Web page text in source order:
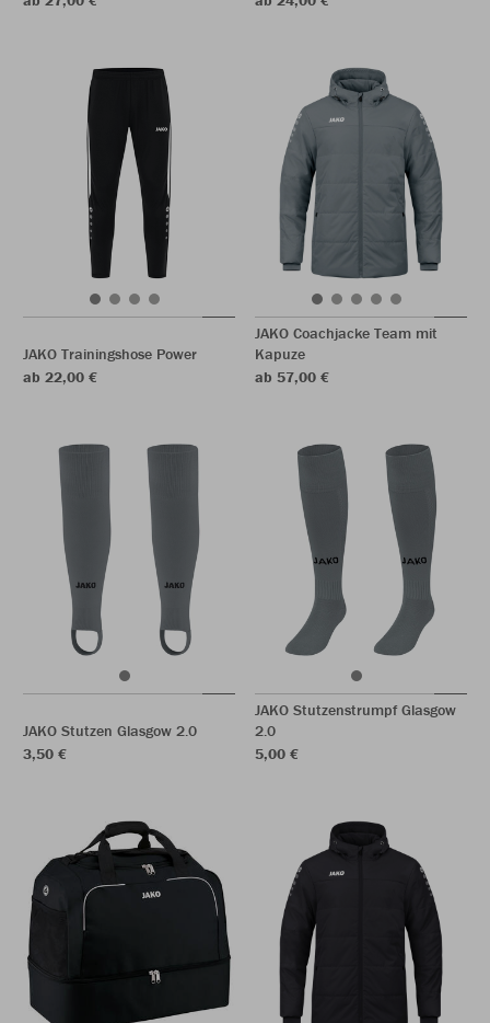
JAKO Trainingshose Power
ab 22,00 €
JAKO Coachjacke Team mit
Kapuze
ab 57,00 €
JAKO Stutzen Glasgow 2.0
3,50 €
JAKO Stutzenstrumpf Glasgow
2.0
5,00 €